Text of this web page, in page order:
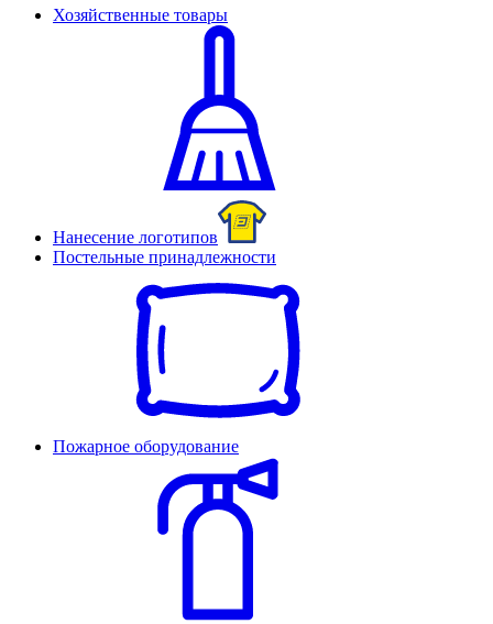
Хозяйственные товары
Нанесение логотипов
Постельные принадлежности
Пожарное оборудование